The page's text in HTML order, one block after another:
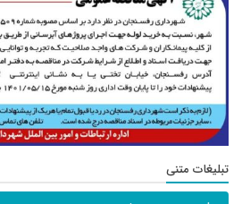
تبلیغات متنی